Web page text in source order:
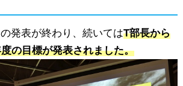
発表が終わり、続いてはT部長から
の目標が発表されました。